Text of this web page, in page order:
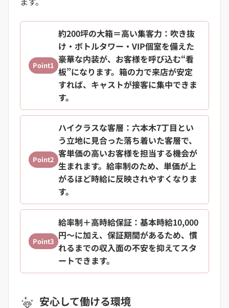
Point1
約200坪の大箱＝高い集客力 ：吹き抜
け・ボトルタワー・VIP個室を備えた
豪華な内装が、お客様を呼び込む“看
板”になります。箱の力で来店が安定
すれば、キャストが接客に集中できま
す。
Point2
ハイクラスな客層 ：六本木7丁目とい
う立地に見合った落ち着いた客層で、
客単価の高いお客様を担当する機会が
生まれます。給率制のため、単価が上
がるほど時給に反映されやすくなりま
す。
Point3
給率制＋高時給保証：基本時給10,000
円〜に加え、保証期間があるため、慣
れるまでの収入面の不安を抑えてスタ
ートできます。
安心して働ける環境